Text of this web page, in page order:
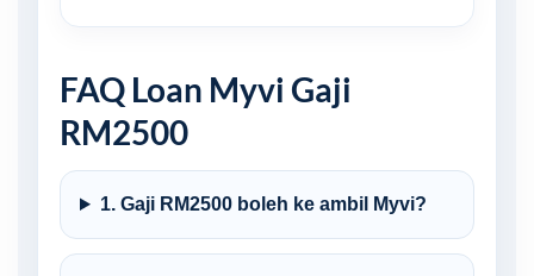
FAQ Loan Myvi Gaji
RM2500
1. Gaji RM2500 boleh ke ambil Myvi?